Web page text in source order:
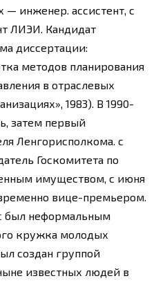
— инженер. ассистент, с
ЛИЭИ. Кандидат
диссертации:
методов планирования
в отраслевых
1983). В 1990-
затем первый
Ленгорисполкома. с
Госкомитета по
имуществом, с июня
вице-премьером.
был неформальным
кружка молодых
создан группой
известных людей в